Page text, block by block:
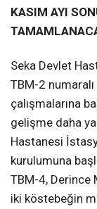
KASIM AYI
Seka Devlet
TBM-2
çalışmalarına
gelişme daha
Hastanesi
kurulumuna
TBM-4, Derince
iki köstebeğin